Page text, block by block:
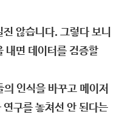
않습니다. 그렇다 보니
내면 데이터를 검증할
인식을 바꾸고 메이저
구를 놓쳐선 안 된다는